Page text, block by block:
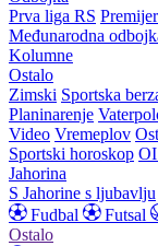
Prva liga RS
Međunarodna
Kolumne
Ostalo
Zimski Sportska
Planinarenje
Video Vremeplov
Sportski horoskop
Jahorina
S Jahorine s ljubavlju
Fudbal
Futsal
Ostalo